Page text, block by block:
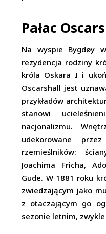
Pałac
Na wyspie Bygdøy
rezydencja rodziny
króla Oskara I i
Oscarshall jest
przykładów
stanowi
nacjonalizmu.
udekorowane
rzemieślników:
Joachima Fricha,
Gude. W 1881 roku
zwiedzającym jako
z otaczającym go
sezonie letnim,